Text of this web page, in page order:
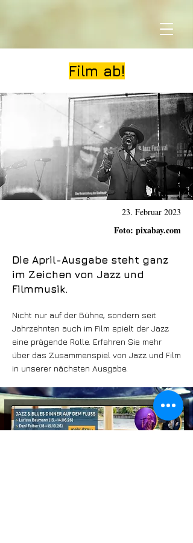
Film ab!
Foto: pixabay.com
23. Februar 2023
Die April-Ausgabe steht ganz
im Zeichen von Jazz und
Filmmusik.
Nicht nur auf der Bühne, sondern seit
Jahrzehnten auch im Film spielt der Jazz
eine prägende Rolle. Erfahren Sie mehr
über das Zusammenspiel von Jazz und Film
in unserer nächsten Ausgabe.